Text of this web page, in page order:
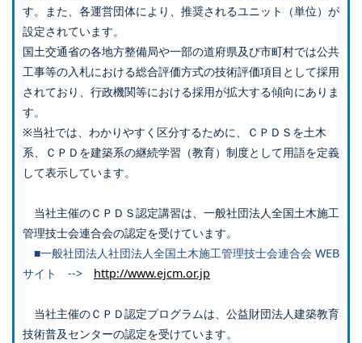
す。また、各運営団体により、推奨されるユニット（単位）が
設定されています。
国土交通省の各地方整備局や一部の道府県及び市町村では公共
工事等の入札における総合評価方式の技術評価項目として採用
されており、行政機関等における採用が拡大する傾向にありま
す。
※当社では、わかりやすく区分するために、ＣＰＤＳを土木
系、ＣＰＤを建築系の継続学習（教育）制度として用語を定義
して表示しています。
当社主催のＣＰＤＳ認定講習は、一般社団法人全国土木施工
管理技士会連合会の認定を受けています。
■一般社団法人社団法人全国土木施工管理技士会連合会 WEB
サイト --> http://www.ejcm.or.jp
当社主催のＣＰＤ認定プログラムは、公益財団法人建築教育
技術普及センターの認定を受けています。